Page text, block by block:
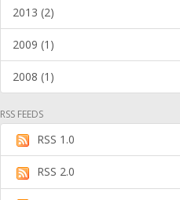
2013 (2)
2009 (1)
2008 (1)
RSS FEEDS
RSS 1.0
RSS 2.0